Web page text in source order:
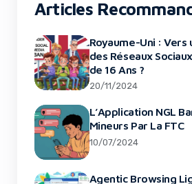
Articles
Royaume-Uni :
des Réseaux
de 16 Ans ?
20/11/2024
L’Application NGL
Mineurs Par La FTC
10/07/2024
Agentic Browsing